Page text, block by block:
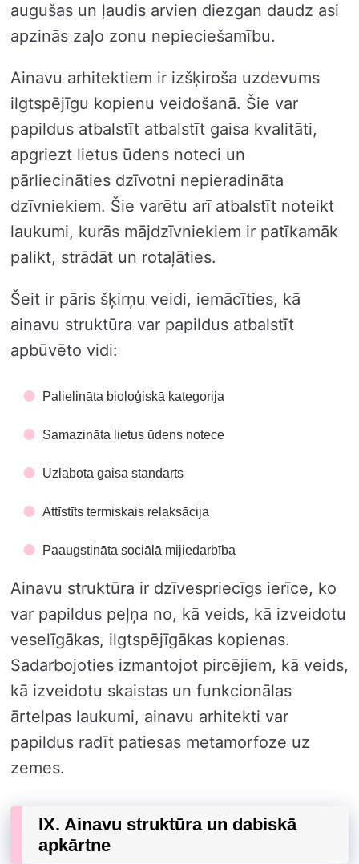
augušas un ļaudis arvien diezgan daudz asi
apzinās zaļo zonu nepieciešamību.
Ainavu arhitektiem ir izšķiroša uzdevums
ilgtspējīgu kopienu veidošanā. Šie var
papildus atbalstīt atbalstīt gaisa kvalitāti,
apgriezt lietus ūdens noteci un
pārliecināties dzīvotni nepieradināta
dzīvniekiem. Šie varētu arī atbalstīt noteikt
laukumi, kurās mājdzīvniekiem ir patīkamāk
palikt, strādāt un rotaļāties.
Šeit ir pāris šķirņu veidi, iemācīties, kā
ainavu struktūra var papildus atbalstīt
apbūvēto vidi:
Palielināta bioloģiskā kategorija
Samazināta lietus ūdens notece
Uzlabota gaisa standarts
Attīstīts termiskais relaksācija
Paaugstināta sociālā mijiedarbība
Ainavu struktūra ir dzīvespriecīgs ierīce, ko
var papildus peļņa no, kā veids, kā izveidotu
veselīgākas, ilgtspējīgākas kopienas.
Sadarbojoties izmantojot pircējiem, kā veids,
kā izveidotu skaistas un funkcionālas
ārtelpas laukumi, ainavu arhitekti var
papildus radīt patiesas metamorfoze uz
zemes.
IX. Ainavu struktūra un dabiskā
apkārtne